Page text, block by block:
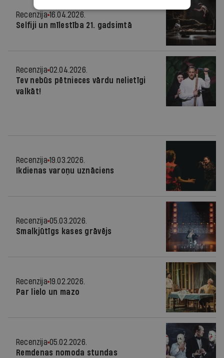
Recenzija 16.04.2026.
Selfiji un mīlestība 21. gadsimtā
Recenzija 02.04.2026.
Tev nebūs pētnieces vārdu nelietīgi
valkāt!
Recenzija 19.03.2026.
Ikdienas varoņu uznāciens
Recenzija 05.03.2026.
Smalkjūtīgs kases grāvējs
Recenzija 19.02.2026.
Par lielo un mazo
Recenzija 05.02.2026.
Remdenas nomoda stundas